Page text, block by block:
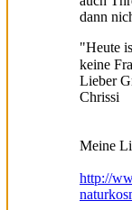
dann
"Heute
keine
Lieber
Chrissi
Meine
http://